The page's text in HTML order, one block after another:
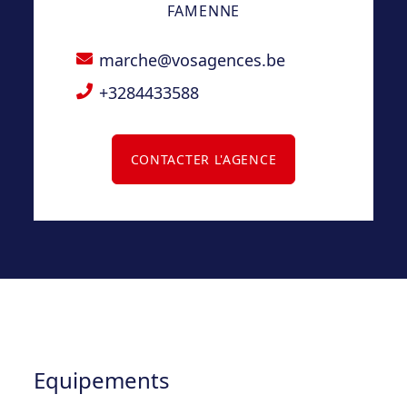
FAMENNE
marche@vosagences.be
+3284433588
CONTACTER L'AGENCE
Equipements